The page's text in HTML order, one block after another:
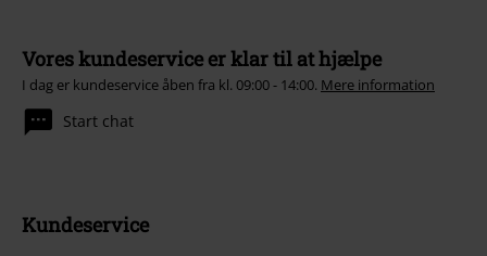
Vores kundeservice er klar til at hjælpe
I dag er kundeservice åben fra kl. 09:00 - 14:00. Mere information
Start chat
Kundeservice